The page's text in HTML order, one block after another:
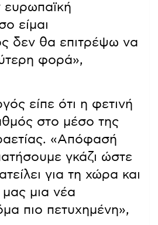
είμαι
δεν θα επιτρέψω να
φορά»,
είπε ότι η φετινή
στο μέσο της
«Απόφασή
γκάζι ώστε
για τη χώρα και
μια νέα
πιο πετυχημένη»,